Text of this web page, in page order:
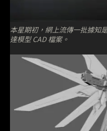
本星期初，網上流傳一批據知
達模型 CAD 檔案。